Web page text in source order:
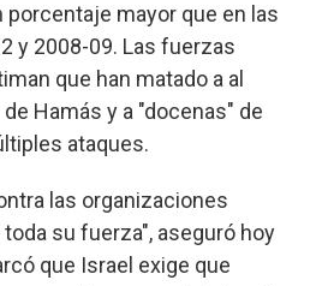
porcentaje mayor que en las
y 2008-09. Las fuerzas
que han matado a al
Hamás y a "docenas" de
ataques.
las organizaciones
su fuerza", aseguró hoy
que Israel exige que